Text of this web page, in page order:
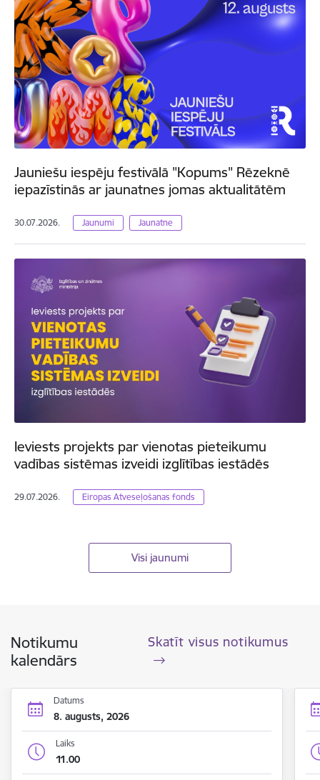
Jauniešu iespēju festivālā "Kopums" Rēzeknē
iepazīstinās ar jaunatnes jomas aktualitātēm
30.07.2026. Jaunumi Jaunatne
Ieviests projekts par vienotas pieteikumu
vadības sistēmas izveidi izglītības iestādēs
29.07.2026. Eiropas Atveseļošanas fonds
Visi jaunumi
Notikumu
kalendārs
Skatīt visus notikumus
Datums
8. augusts, 2026
Laiks
11.00